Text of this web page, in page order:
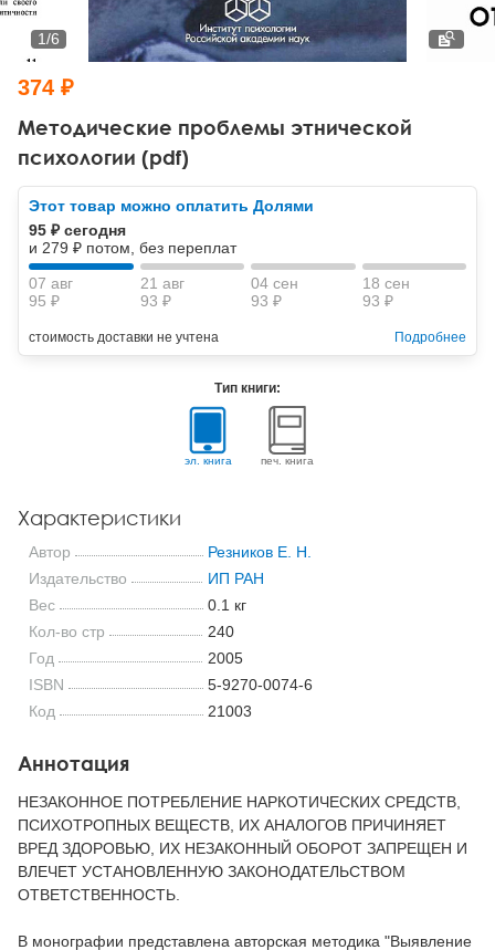
Тревожные расстройства, панические атаки
Психодрама
Другие направления психотерапии
Классический, эриксоновский гипноз и НЛП
НЛП
Психология труда и эргономика
Социальная психология
Социальная и организационная психология
Классический и юнгианский психоанализ
Методические проблемы этнической
психологии (pdf)
1/6
374 ₽
Этот товар можно оплатить Долями
95 ₽ сегодня
и 279 ₽ потом, без переплат
07 авг
95 ₽
21 авг
93 ₽
04 сен
93 ₽
18 сен
93 ₽
стоимость доставки не учтена Подробнее
Тип книги:
эл. книга печ. книга
Характеристики
Автор
Резников Е. Н.
Издательство
ИП РАН
Вес
0.1 кг
Кол-во стр
240
Год
2005
ISBN
5-9270-0074-6
Код
21003
Аннотация
НЕЗАКОННОЕ ПОТРЕБЛЕНИЕ НАРКОТИЧЕСКИХ СРЕДСТВ,
ПСИХОТРОПНЫХ ВЕЩЕСТВ, ИХ АНАЛОГОВ ПРИЧИНЯЕТ
ВРЕД ЗДОРОВЬЮ, ИХ НЕЗАКОННЫЙ ОБОРОТ ЗАПРЕЩЕН И
ВЛЕЧЕТ УСТАНОВЛЕННУЮ ЗАКОНОДАТЕЛЬСТВОМ
ОТВЕТСТВЕННОСТЬ.
В монографии представлена авторская методика "Выявление